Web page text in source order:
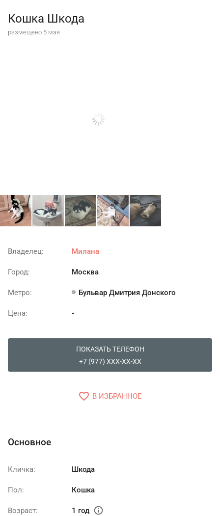
Кошка Шкода
размещено 5 мая
Владелец: Милана
Город: Москва
Метро: Бульвар Дмитрия Донского
Цена: -
ПОКАЗАТЬ ТЕЛЕФОН
+7 (977) XXX-XX-XX
favorite_border В ИЗБРАННОЕ
Основное
Кличка: Шкода
Пол: Кошка
Возраст: 1 год info